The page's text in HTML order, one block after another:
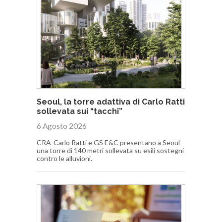
Seoul, la torre adattiva di Carlo Ratti
sollevata sui “tacchi”
6 Agosto 2026
CRA-Carlo Ratti e GS E&C presentano a Seoul
una torre di 140 metri sollevata su esili sostegni
contro le alluvioni.